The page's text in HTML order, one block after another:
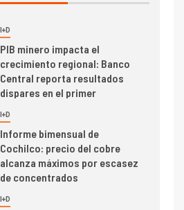
I+D
PIB minero impacta el
crecimiento regional: Banco
Central reporta resultados
dispares en el primer
I+D
Informe bimensual de
Cochilco: precio del cobre
alcanza máximos por escasez
de concentrados
I+D